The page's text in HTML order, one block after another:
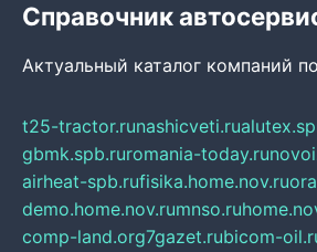
Справочник
Актуальный каталог компаний
t25-tractor.runashicveti.ru
gbmk.spb.ruromania-today.ru
airheat-spb.rufisika.home.nov.ru
demo.home.nov.rumnso.ru
comp-land.org7gazet.rubicom-